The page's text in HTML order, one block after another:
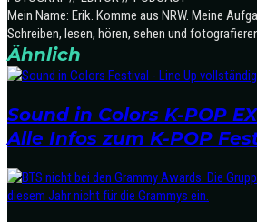
Mein Name: Erik. Komme aus NRW. Meine
Schreiben, lesen, hören, sehen und
Ähnlich
Sound in Colors K-POP
Alle Infos zum K-POP